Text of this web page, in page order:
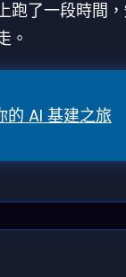
跑了一段時間
。
的 AI 基建之旅